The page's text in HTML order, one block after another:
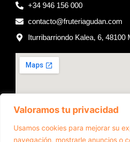
Valoramos tu privacidad
Usamos cookies para mejorar su
navegación, mostrarle anuncios o
+34 946 156 000
contacto@fruteriagudan.com
Iturribarriondo Kalea, 6, 48100